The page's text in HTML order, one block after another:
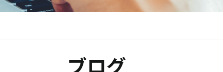
ブログ